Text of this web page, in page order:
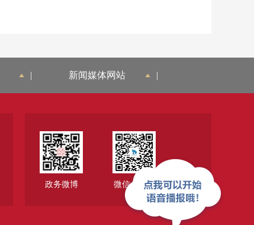
| 新闻媒体网站 |
政务微博 微信公众号